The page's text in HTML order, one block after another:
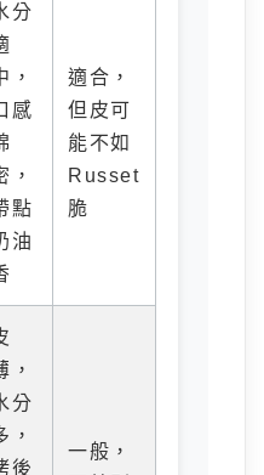
分
，
感
，
點
油
適合，
但皮可
能不如
Russet
脆
，
分
，
後
一般，